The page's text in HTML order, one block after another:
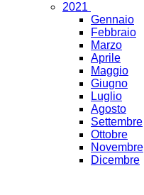
2021
Gennaio
Febbraio
Marzo
Aprile
Maggio
Giugno
Luglio
Agosto
Settembre
Ottobre
Novembre
Dicembre